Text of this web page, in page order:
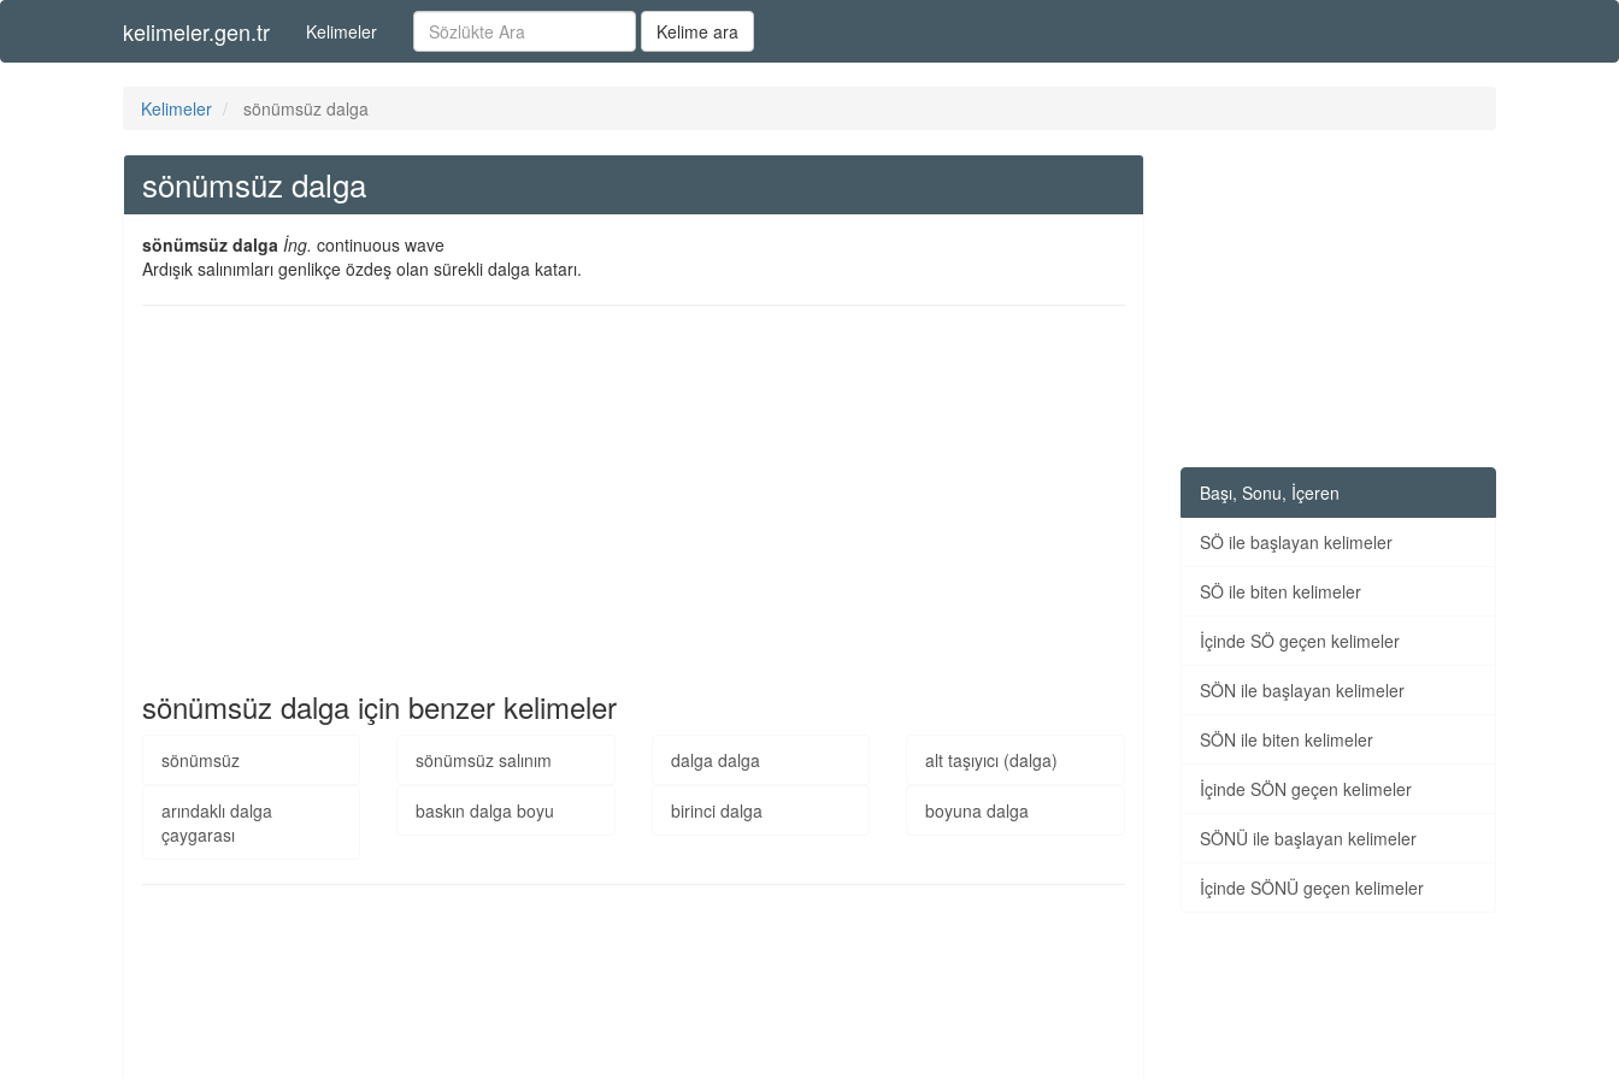
kelimeler.gen.tr Kelimeler Kelime ara
Kelimeler sönümsüz dalga
sönümsüz dalga
sönümsüz dalga İng. continuous wave
Ardışık salınımları genlikçe özdeş olan sürekli dalga katarı.
sönümsüz dalga için benzer kelimeler
sönümsüz sönümsüz salınım dalga dalga alt taşıyıcı (dalga)
arındaklı dalga
çaygarası
baskın dalga boyu birinci dalga boyuna dalga
Başı, Sonu, İçeren
SÖ ile başlayan kelimeler
SÖ ile biten kelimeler
İçinde SÖ geçen kelimeler
SÖN ile başlayan kelimeler
SÖN ile biten kelimeler
İçinde SÖN geçen kelimeler
SÖNÜ ile başlayan kelimeler
İçinde SÖNÜ geçen kelimeler